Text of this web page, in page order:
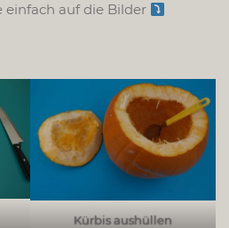
auf die Bilder
Kürbis aushüllen